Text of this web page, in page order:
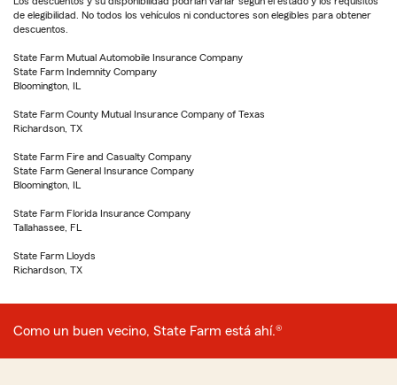
de elegibilidad. No todos los vehículos ni conductores son elegibles para obtener
descuentos.
State Farm Mutual Automobile Insurance Company
State Farm Indemnity Company
Bloomington, IL
State Farm County Mutual Insurance Company of Texas
Richardson, TX
State Farm Fire and Casualty Company
State Farm General Insurance Company
Bloomington, IL
State Farm Florida Insurance Company
Tallahassee, FL
State Farm Lloyds
Richardson, TX
Como un buen vecino, State Farm está ahí.®